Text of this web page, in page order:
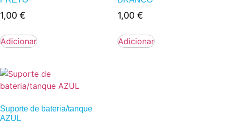
1,00 €
Adicionar
1,00 €
Adicionar
Suporte de bateria/tanque
AZUL